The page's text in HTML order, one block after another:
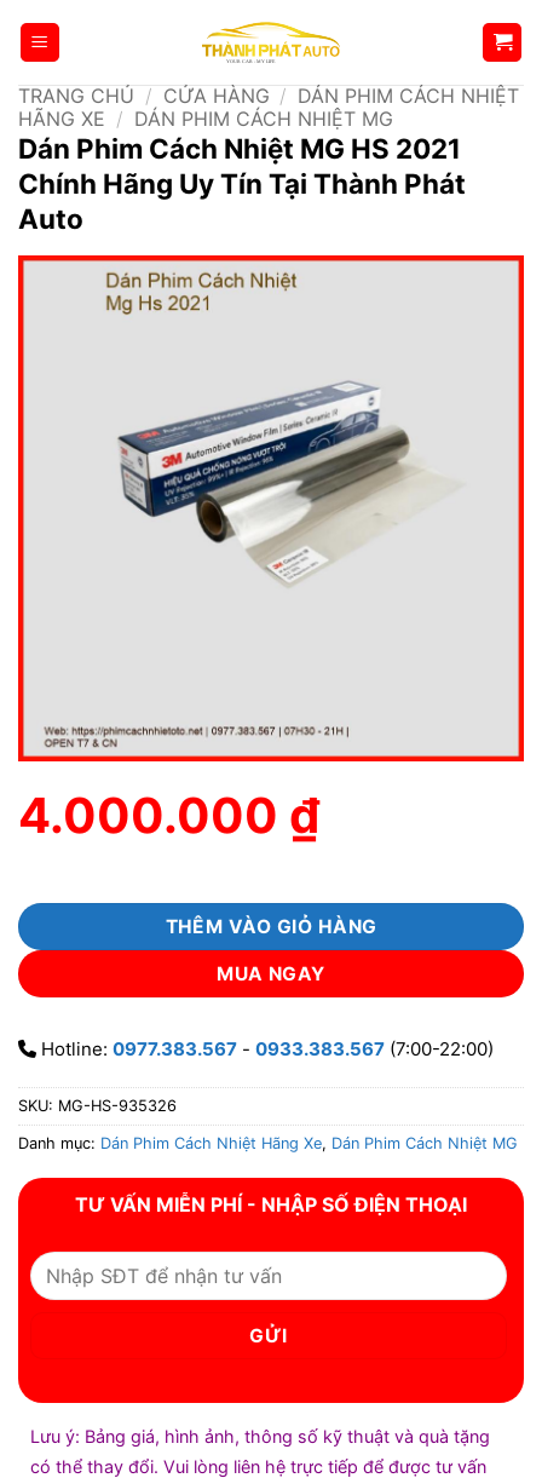
qua
dungTRANG CHỦ / CỬA HÀNG / DÁN PHIM CÁCH NHIỆT
HÃNG XE / DÁN PHIM CÁCH NHIỆT MG
Dán Phim Cách Nhiệt MG HS 2021
Chính Hãng Uy Tín Tại Thành Phát
Auto
4.000.000 ₫
THÊM VÀO GIỎ HÀNG
MUA NGAY
Hotline: 0977.383.567 - 0933.383.567 (7:00-22:00)
SKU: MG-HS-935326
Danh mục: Dán Phim Cách Nhiệt Hãng Xe, Dán Phim Cách Nhiệt MG
TƯ VẤN MIỄN PHÍ - NHẬP SỐ ĐIỆN THOẠI
Lưu ý: Bảng giá, hình ảnh, thông số kỹ thuật và quà tặng
có thể thay đổi. Vui lòng liên hệ trực tiếp để được tư vấn